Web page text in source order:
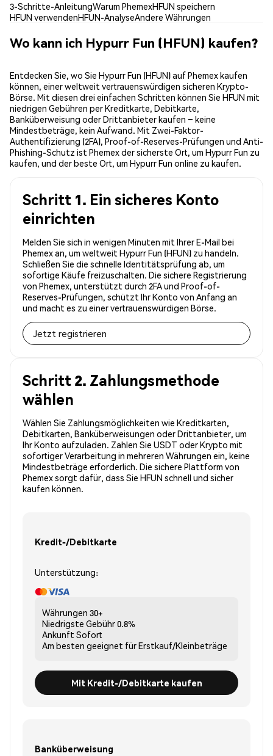
3-Schritte-AnleitungWarum PhemexHFUN speichern
HFUN verwendenHFUN-AnalyseAndere Währungen
Wo kann ich Hypurr Fun (HFUN) kaufen?
Entdecken Sie, wo Sie Hypurr Fun (HFUN) auf Phemex kaufen
können, einer weltweit vertrauenswürdigen sicheren Krypto-
Börse. Mit diesen drei einfachen Schritten können Sie HFUN mit
niedrigen Gebühren per Kreditkarte, Debitkarte,
Banküberweisung oder Drittanbieter kaufen – keine
Mindestbeträge, kein Aufwand. Mit Zwei-Faktor-
Authentifizierung (2FA), Proof-of-Reserves-Prüfungen und Anti-
Phishing-Schutz ist Phemex der sicherste Ort, um Hypurr Fun zu
kaufen, und der beste Ort, um Hypurr Fun online zu kaufen.
Schritt 1. Ein sicheres Konto
einrichten
Melden Sie sich in wenigen Minuten mit Ihrer E-Mail bei
Phemex an, um weltweit Hypurr Fun (HFUN) zu handeln.
Schließen Sie die schnelle Identitätsprüfung ab, um
sofortige Käufe freizuschalten. Die sichere Registrierung
von Phemex, unterstützt durch 2FA und Proof-of-
Reserves-Prüfungen, schützt Ihr Konto von Anfang an
und macht es zu einer vertrauenswürdigen Börse.
Jetzt registrieren
Schritt 2. Zahlungsmethode
wählen
Wählen Sie Zahlungsmöglichkeiten wie Kreditkarten,
Debitkarten, Banküberweisungen oder Drittanbieter, um
Ihr Konto aufzuladen. Zahlen Sie USDT oder Krypto mit
sofortiger Verarbeitung in mehreren Währungen ein, keine
Mindestbeträge erforderlich. Die sichere Plattform von
Phemex sorgt dafür, dass Sie HFUN schnell und sicher
kaufen können.
Kredit-/Debitkarte
Unterstützung:
Währungen 30+
Niedrigste Gebühr0.8%
Ankunft Sofort
Am besten geeignet fürErstkauf/Kleinbeträge
Mit Kredit-/Debitkarte kaufen
Banküberweisung